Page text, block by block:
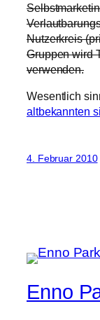
Nutzerkreis
Gruppen wird
verwenden.
Wesentlich
altbekannten
4. Februar 2010
Enno